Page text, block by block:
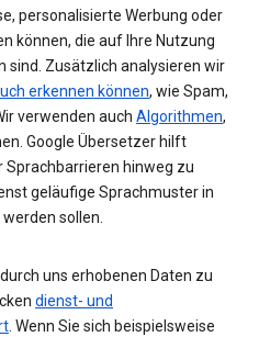
personalisierte Werbung oder
können, die auf Ihre Nutzung
sind. Zusätzlich analysieren wir
erkennen können, wie Spam,
verwenden auch Algorithmen,
Google Übersetzer hilft
Sprachbarrieren hinweg zu
geläufige Sprachmuster in
sollen.
uns erhobenen Daten zu
dienst- und
. Wenn Sie sich beispielsweise